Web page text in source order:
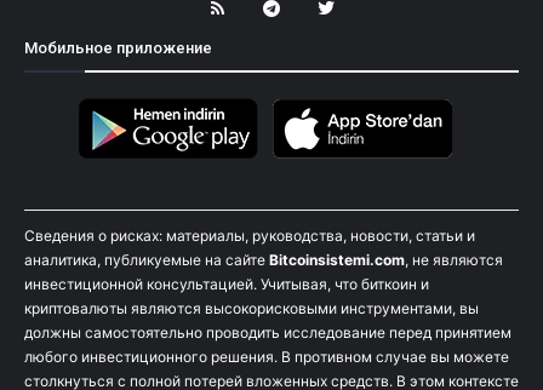
Мобильное приложение
Сведения о рисках: материалы, руководства, новости, статьи и
аналитика, публикуемые на сайте Bitcoinsistemi.com, не являются
инвестиционной консультацией. Учитывая, что биткоин и
криптовалюты являются высокорисковыми инструментами, вы
должны самостоятельно проводить исследование перед принятием
любого инвестиционного решения. В противном случае вы можете
столкнуться с полной потерей вложенных средств. В этом контексте